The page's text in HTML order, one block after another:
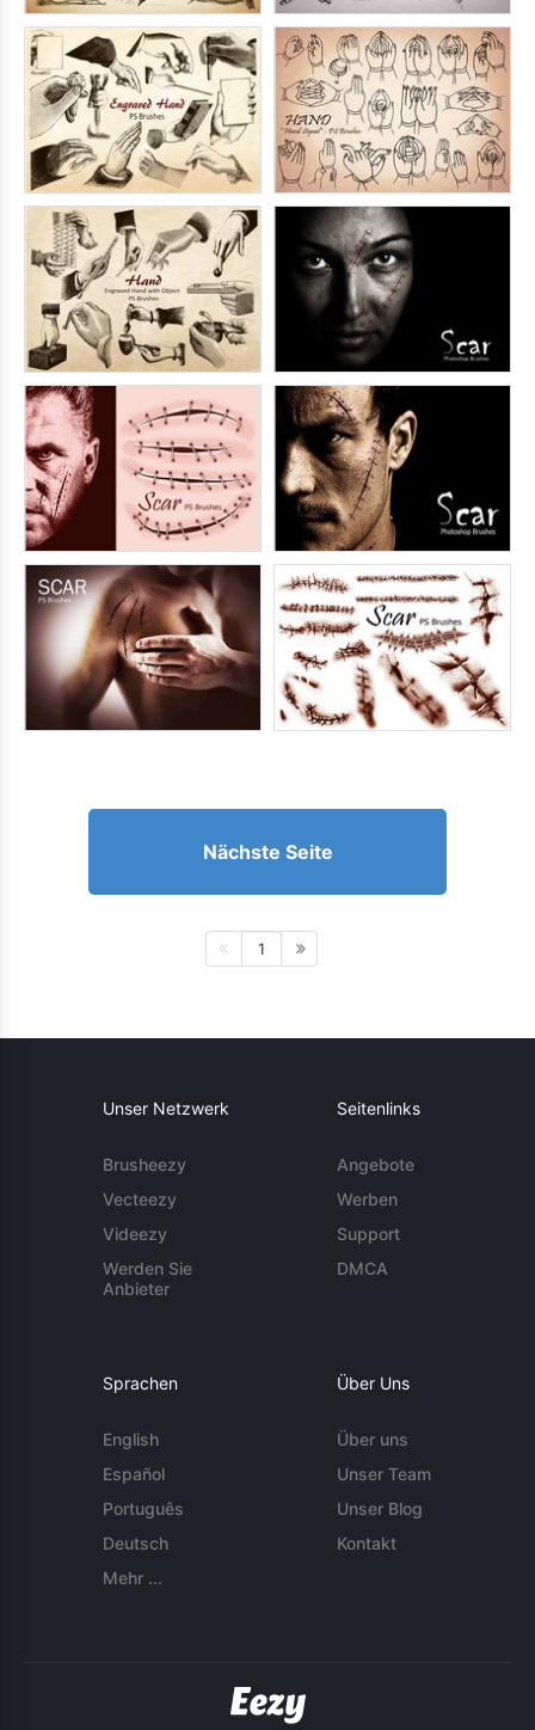
Nächste Seite
1
Unser Netzwerk
Brusheezy
Vecteezy
Videezy
Werden Sie
Anbieter
Seitenlinks
Angebote
Werben
Support
DMCA
Sprachen
English
Español
Português
Deutsch
Mehr ...
Über Uns
Über uns
Unser Team
Unser Blog
Kontakt